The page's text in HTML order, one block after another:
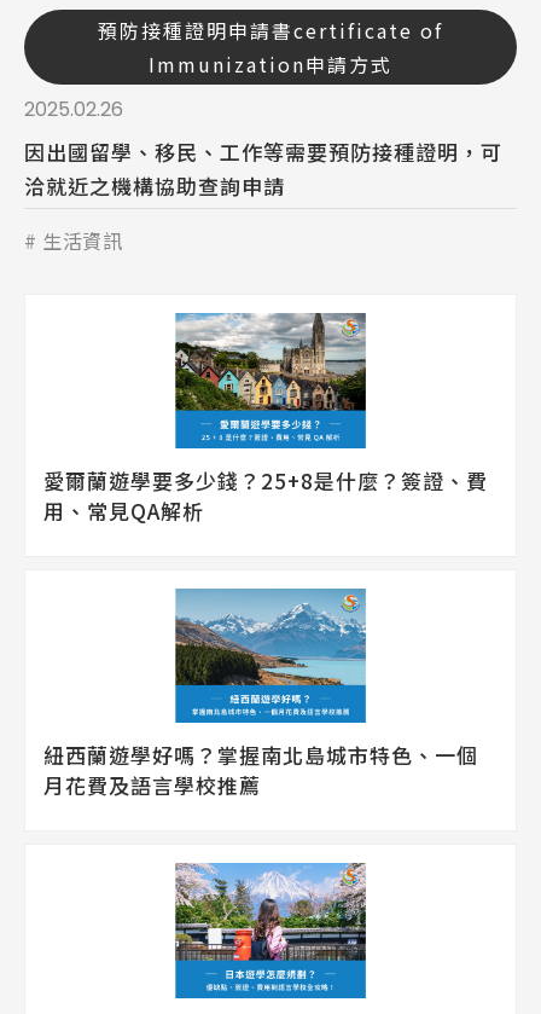
預防接種證明申請書certificate of
Immunization申請方式
2025.02.26
因出國留學、移民、工作等需要預防接種證明，可
洽就近之機構協助查詢申請
生活資訊
愛爾蘭遊學要多少錢？25+8是什麼？簽證、費
用、常見QA解析
紐西蘭遊學好嗎？掌握南北島城市特色、一個
月花費及語言學校推薦